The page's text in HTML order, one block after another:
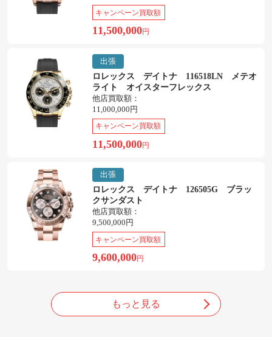
キャンペーン買取額
11,500,000円
出張
ロレックス デイトナ 116518LN メテオ
ライト オイスターフレックス
他店買取額：
11,000,000円
キャンペーン買取額
11,500,000円
出張
ロレックス デイトナ 126505G ブラッ
クサンダスト
他店買取額：
9,500,000円
キャンペーン買取額
9,600,000円
もっと見る